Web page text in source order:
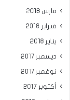
مارس 2018
فبراير 2018
يناير 2018
ديسمبر 2017
نوفمبر 2017
أكتوبر 2017